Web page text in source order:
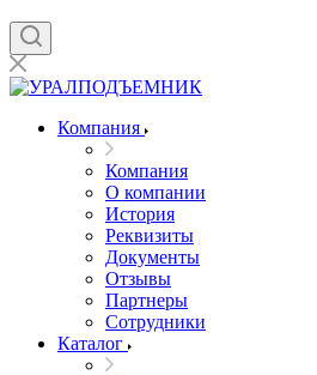
Компания
Компания
О компании
История
Реквизиты
Документы
Отзывы
Партнеры
Сотрудники
Каталог